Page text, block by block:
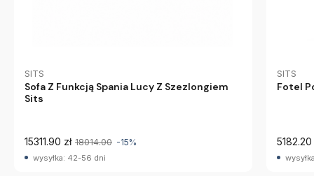
SITS
Sofa Z Funkcją Spania Lucy Z Szezlongiem
Sits
15311.90 zł 18014.00 -15%
wysyłka: 42-56 dni
SITS
Fotel
5182.20